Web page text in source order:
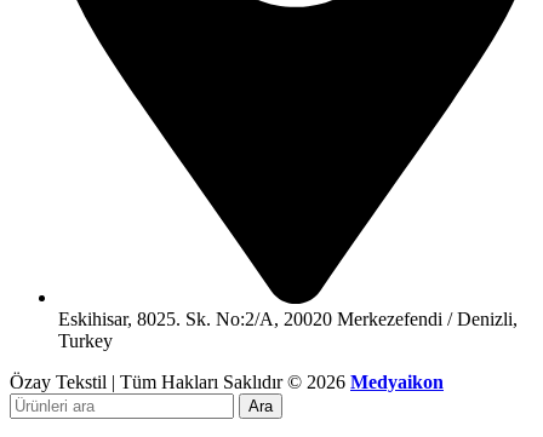
Eskihisar, 8025. Sk. No:2/A, 20020 Merkezefendi / Denizli,
Turkey
Özay Tekstil | Tüm Hakları Saklıdır © 2026 Medyaikon
Ara